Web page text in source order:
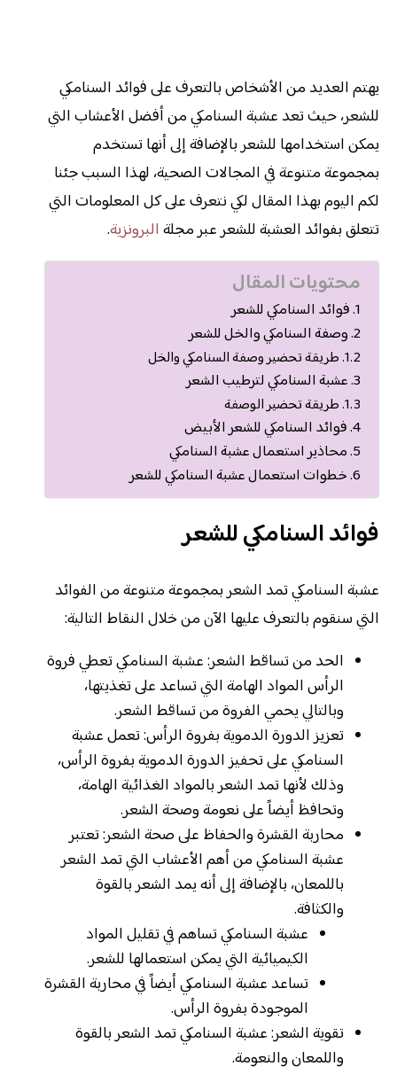
يهتم العديد من الأشخاص بالتعرف على فوائد السنامكي
للشعر، حيث تعد عشبة السنامكي من أفضل الأعشاب التي
يمكن استخدامها للشعر بالإضافة إلى أنها تستخدم
بمجموعة متنوعة في المجالات الصحية، لهذا السبب جئنا
لكم اليوم بهذا المقال لكي نتعرف على كل المعلومات التي
تتعلق بفوائد العشبة للشعر عبر مجلة البرونزية.
محتويات المقال
فوائد السنامكي للشعر
وصفة السنامكي والخل للشعر
طريقة تحضير وصفة السنامكي والخل
عشبة السنامكي لترطيب الشعر
طريقة تحضير الوصفة
فوائد السنامكي للشعر الأبيض
محاذير استعمال عشبة السنامكي
خطوات استعمال عشبة السنامكي للشعر
فوائد السنامكي للشعر
عشبة السنامكي تمد الشعر بمجموعة متنوعة من الفوائد
التي سنقوم بالتعرف عليها الآن من خلال النقاط التالية:
الحد من تساقط الشعر: عشبة السنامكي تعطي فروة
الرأس المواد الهامة التي تساعد على تغذيتها،
وبالتالي يحمي الفروة من تساقط الشعر.
تعزيز الدورة الدموية بفروة الرأس: تعمل عشبة
السنامكي على تحفيز الدورة الدموية بفروة الرأس،
وذلك لأنها تمد الشعر بالمواد الغذائية الهامة،
وتحافظ أيضاً على نعومة وصحة الشعر.
محاربة القشرة والحفاظ على صحة الشعر: تعتبر
عشبة السنامكي من أهم الأعشاب التي تمد الشعر
باللمعان، بالإضافة إلى أنه يمد الشعر بالقوة
والكثافة.
عشبة السنامكي تساهم في تقليل المواد
الكيميائية التي يمكن استعمالها للشعر.
تساعد عشبة السنامكي أيضاً في محاربة القشرة
الموجودة بفروة الرأس.
تقوية الشعر: عشبة السنامكي تمد الشعر بالقوة
واللمعان والنعومة.